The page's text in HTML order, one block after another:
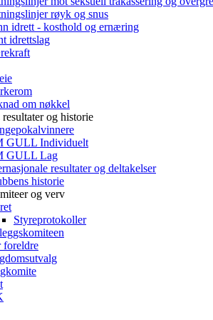
røyk og snus
idrett - kosthold og ernæring
idrettslag
om nøkkel
og historie
GULL Individuelt
GULL Lag
resultater og deltakelser
historie
og verv
Styreprotokoller
foreldre